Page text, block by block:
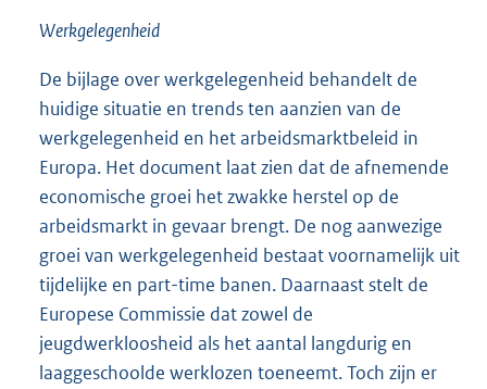
Werkgelegenheid
De bijlage over werkgelegenheid behandelt de
huidige situatie en trends ten aanzien van de
werkgelegenheid en het arbeidsmarktbeleid in
Europa. Het document laat zien dat de afnemende
economische groei het zwakke herstel op de
arbeidsmarkt in gevaar brengt. De nog aanwezige
groei van werkgelegenheid bestaat voornamelijk uit
tijdelijke en part-time banen. Daarnaast stelt de
Europese Commissie dat zowel de
jeugdwerkloosheid als het aantal langdurig en
laaggeschoolde werklozen toeneemt. Toch zijn er